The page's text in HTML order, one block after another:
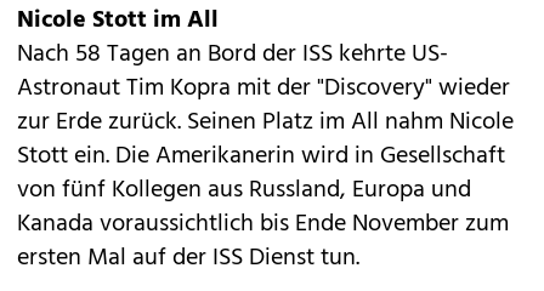
Nicole Stott im All
Nach 58 Tagen an Bord der ISS kehrte US-
Astronaut Tim Kopra mit der "Discovery" wieder
zur Erde zurück. Seinen Platz im All nahm Nicole
Stott ein. Die Amerikanerin wird in Gesellschaft
von fünf Kollegen aus Russland, Europa und
Kanada voraussichtlich bis Ende November zum
ersten Mal auf der ISS Dienst tun.